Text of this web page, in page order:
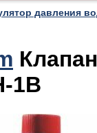
давления
1B